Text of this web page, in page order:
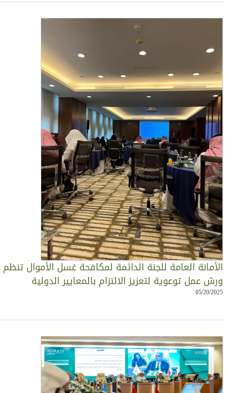
العامة للجنة الدائمة لمكافحة غسل الأموال تنظم
عمل توعوية لتعزيز الالتزام بالمعايير الدولية
05/20/